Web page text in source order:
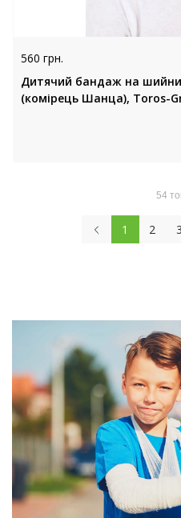
560 грн.
Дитячий бандаж на
(комірець Шанца), Toros-
54
1 2 3